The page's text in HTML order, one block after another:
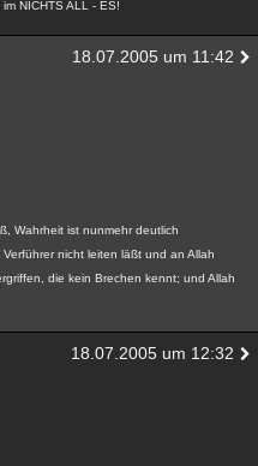
NICHTS ALL - ES!
18.07.2005 um 11:42
Wahrheit ist nunmehr deutlich
nicht leiten läßt und an Allah
die kein Brechen kennt; und Allah
18.07.2005 um 12:32